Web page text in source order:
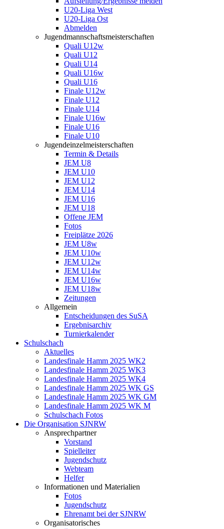
U20-Liga West
U20-Liga Ost
Abmelden
Jugendmannschaftsmeisterschaften
Quali U12w
Quali U12
Quali U14
Quali U16w
Quali U16
Finale U12w
Finale U12
Finale U14
Finale U16w
Finale U16
Finale U10
Jugendeinzelmeisterschaften
Termin & Details
JEM U8
JEM U10
JEM U12
JEM U14
JEM U16
JEM U18
Offene JEM
Fotos
Freiplätze 2026
JEM U8w
JEM U10w
JEM U12w
JEM U14w
JEM U16w
JEM U18w
Zeitungen
Allgemein
Entscheidungen des SuSA
Ergebnisarchiv
Turnierkalender
Schulschach
Aktuelles
Landesfinale Hamm 2025 WK2
Landesfinale Hamm 2025 WK3
Landesfinale Hamm 2025 WK4
Landesfinale Hamm 2025 WK GS
Landesfinale Hamm 2025 WK GM
Landesfinale Hamm 2025 WK M
Schulschach Fotos
Die Organisation SJNRW
Ansprechpartner
Vorstand
Spielleiter
Jugendschutz
Webteam
Helfer
Informationen und Materialien
Fotos
Jugendschutz
Ehrenamt bei der SJNRW
Organisatorisches